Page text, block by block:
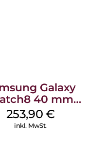
Galaxy
40 mm
Graphite
253,90 €
inkl. MwSt.